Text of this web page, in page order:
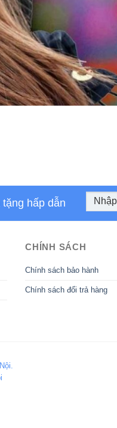
hấp dẫn
CHÍNH SÁCH
Chính sách bảo hành
Chính sách đổi trả hàng